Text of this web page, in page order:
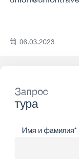
06.03.2023
Запрос
тура
Имя и фамилия*